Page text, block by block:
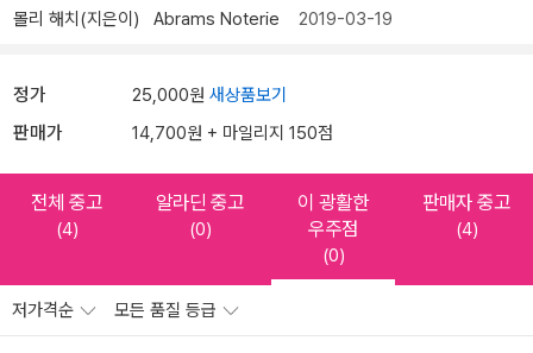
몰리 해치(지은이) Abrams Noterie 2019-03-19
정가 25,000원 새상품보기
판매가 14,700원 + 마일리지 150점
전체 중고
(4)
알라딘 중고
(0)
이 광활한
우주점
(0)
판매자 중고
(4)
저가격순 모든 품질 등급